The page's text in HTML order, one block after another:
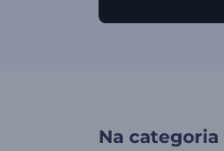
Na categoria